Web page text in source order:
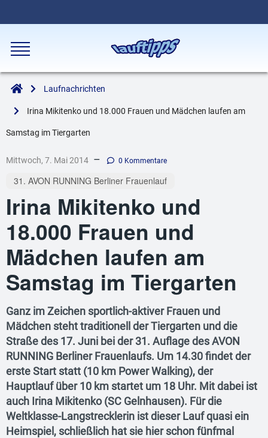
Laufnachrichten
Irina Mikitenko und 18.000 Frauen und Mädchen laufen am
Samstag im Tiergarten
Mittwoch, 7. Mai 2014 – 0 Kommentare
31. AVON RUNNING Berliner Frauenlauf
Irina Mikitenko und
18.000 Frauen und
Mädchen laufen am
Samstag im Tiergarten
Ganz im Zeichen sportlich-aktiver Frauen und
Mädchen steht traditionell der Tiergarten und die
Straße des 17. Juni bei der 31. Auflage des AVON
RUNNING Berliner Frauenlaufs. Um 14.30 findet der
erste Start statt (10 km Power Walking), der
Hauptlauf über 10 km startet um 18 Uhr. Mit dabei ist
auch Irina Mikitenko (SC Gelnhausen). Für die
Weltklasse-Langstrecklerin ist dieser Lauf quasi ein
Heimspiel, schließlich hat sie hier schon fünfmal